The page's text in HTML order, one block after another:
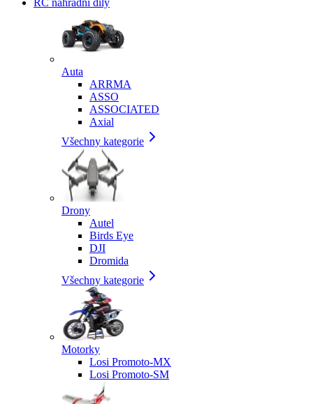
RC náhradní díly
Auta
ARRMA
ASSO
ASSOCIATED
Axial
Všechny kategorie
Drony
Autel
Birds Eye
DJI
Dromida
Všechny kategorie
Motorky
Losi Promoto-MX
Losi Promoto-SM